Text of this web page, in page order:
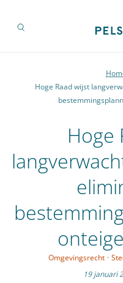
Hoge Raad wijst
Hoge
Omgevingsrecht ·
19 januari